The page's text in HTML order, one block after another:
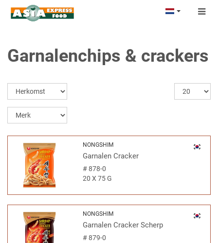
Garnalenchips & crackers
NONGSHIM
Garnalen Cracker
#878-0
20 X 75 G
NONGSHIM
Garnalen Cracker Scherp
#879-0